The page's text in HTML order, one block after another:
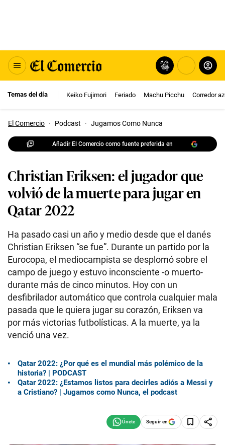
Temas del día Keiko Fujimori Feriado Machu Picchu Corredor
El Comercio · Podcast · Jugamos Como Nunca
Añadir El Comercio como fuente preferida en
Christian Eriksen: el jugador que
volvió de la muerte para jugar en
Qatar 2022
Ha pasado casi un año y medio desde que el danés
Christian Eriksen “se fue”. Durante un partido por la
Eurocopa, el mediocampista se desplomó sobre el
campo de juego y estuvo inconsciente -o muerto-
durante más de cinco minutos. Hoy con un
desfibrilador automático que controla cualquier mala
pasada que le quiera jugar su corazón, Eriksen va
por más victorias futbolísticas. A la muerte, ya la
venció una vez.
Qatar 2022: ¿Por qué es el mundial más polémico de la
historia? | PODCAST
Qatar 2022: ¿Estamos listos para decirles adiós a Messi y
a Cristiano? | Jugamos como Nunca, el podcast
Seguir en